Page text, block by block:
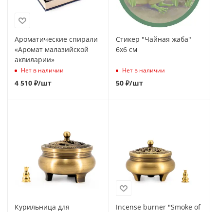
Ароматические спирали
«Аромат малазийской
аквиларии»
Нет в наличии
4 510 ₽/шт
Стикер "Чайная жаба"
6х6 см
Нет в наличии
50 ₽/шт
Курильница для
Incense burner "Smoke of